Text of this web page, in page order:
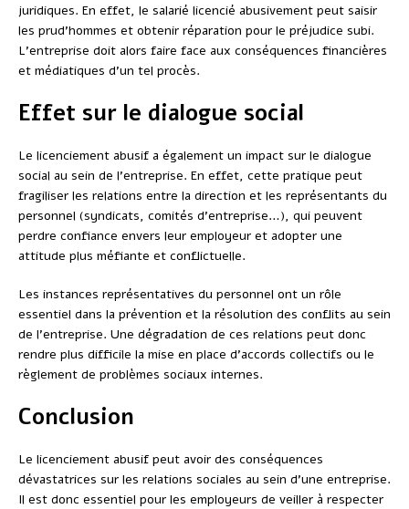
juridiques. En effet, le salarié licencié abusivement peut saisir
les prud’hommes et obtenir réparation pour le préjudice subi.
L’entreprise doit alors faire face aux conséquences financières
et médiatiques d’un tel procès.
Effet sur le dialogue social
Le licenciement abusif a également un impact sur le dialogue
social au sein de l’entreprise. En effet, cette pratique peut
fragiliser les relations entre la direction et les représentants du
personnel (syndicats, comités d’entreprise…), qui peuvent
perdre confiance envers leur employeur et adopter une
attitude plus méfiante et conflictuelle.
Les instances représentatives du personnel ont un rôle
essentiel dans la prévention et la résolution des conflits au sein
de l’entreprise. Une dégradation de ces relations peut donc
rendre plus difficile la mise en place d’accords collectifs ou le
règlement de problèmes sociaux internes.
Conclusion
Le licenciement abusif peut avoir des conséquences
dévastatrices sur les relations sociales au sein d’une entreprise.
Il est donc essentiel pour les employeurs de veiller à respecter